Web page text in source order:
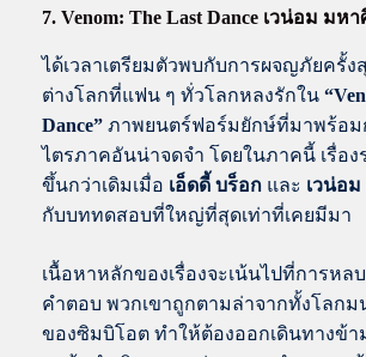
7. Venom: The Last Dance เวน่อม มห
ได้เวลาเตรียมตัวพบกับการผจญภัยครั้
ต่างโลกที่แฟน ๆ ทั่วโลกหลงรักใน
Dance”ภาพยนตร์ฟอร์มยักษ์ที่มาพร้อม
ไตรภาคอันน่าจดจำ โดยในภาคนี้ เรื่อง
ขึ้นกว่าเดิมเมื่อ เอ็ดดี้ บร็อกและ เวน่อม
กับบททดสอบที่ใหญ่ที่สุดเท่าที่เคยมีมา
เนื้อหาหลักของเรื่องจะเน้นไปที่การห
คำตอบ พวกเขาถูกตามล่าจากทั้งโลกม
ของซิมบิโอต ทำให้ต้องออกเดินทางข้า